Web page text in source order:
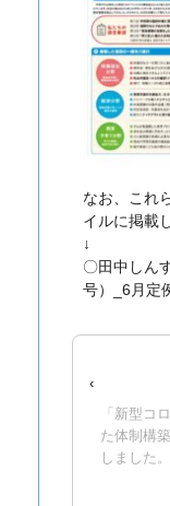
なお、これ
イルに掲載
↓
〇田中しん
号）_6月定
‹
「新型コ
た体制構
しました。